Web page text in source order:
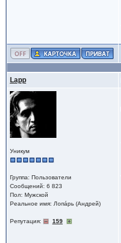
Lapp
Уникум
Группа: Пользователи
Сообщений: 6 823
Пол: Мужской
Реальное имя: Лопáрь (Андрей)
Репутация: 159